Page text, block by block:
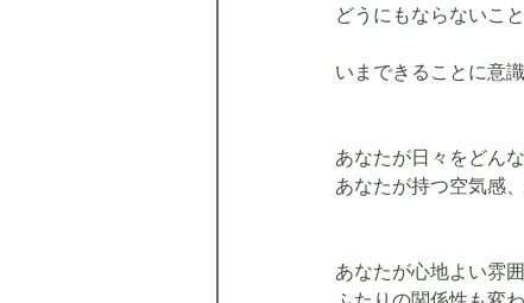
どうにもならないこ
いまできることに意
あなたが日々をどん
あなたが持つ空気感
あなたが心地よい雰